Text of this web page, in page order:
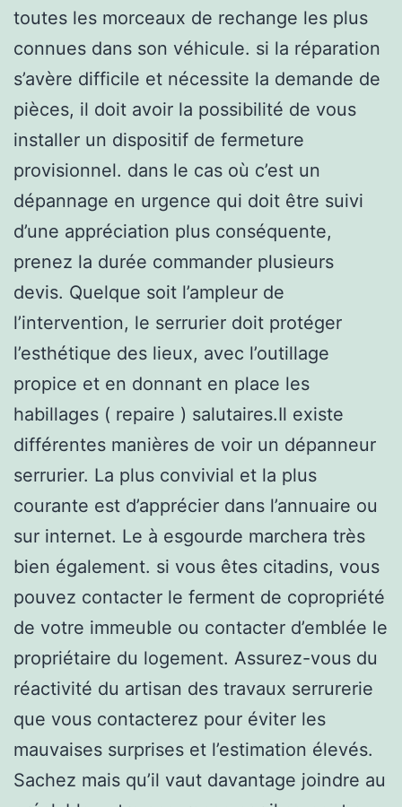
toutes les morceaux de rechange les plus
connues dans son véhicule. si la réparation
s’avère difficile et nécessite la demande de
pièces, il doit avoir la possibilité de vous
installer un dispositif de fermeture
provisionnel. dans le cas où c’est un
dépannage en urgence qui doit être suivi
d’une appréciation plus conséquente,
prenez la durée commander plusieurs
devis. Quelque soit l’ampleur de
l’intervention, le serrurier doit protéger
l’esthétique des lieux, avec l’outillage
propice et en donnant en place les
habillages ( repaire ) salutaires.Il existe
différentes manières de voir un dépanneur
serrurier. La plus convivial et la plus
courante est d’apprécier dans l’annuaire ou
sur internet. Le à esgourde marchera très
bien également. si vous êtes citadins, vous
pouvez contacter le ferment de copropriété
de votre immeuble ou contacter d’emblée le
propriétaire du logement. Assurez-vous du
réactivité du artisan des travaux serrurerie
que vous contacterez pour éviter les
mauvaises surprises et l’estimation élevés.
Sachez mais qu’il vaut davantage joindre au